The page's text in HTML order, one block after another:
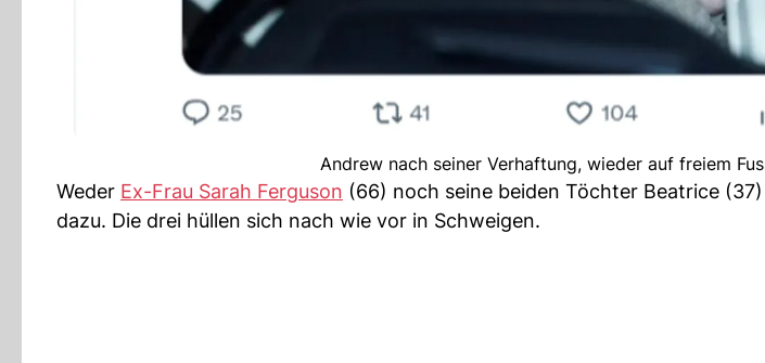
Andrew nach seiner Verhaftung, wieder auf freiem
Weder Ex-Frau Sarah Ferguson (66) noch seine beiden Töchter Beatrice
dazu. Die drei hüllen sich nach wie vor in Schweigen.